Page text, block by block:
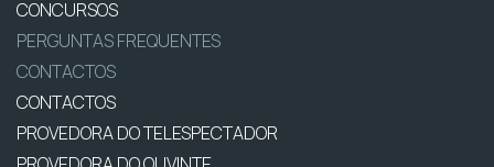
CONCURSOS
PERGUNTAS FREQUENTES
CONTACTOS
CONTACTOS
PROVEDORA DO TELESPECTADOR